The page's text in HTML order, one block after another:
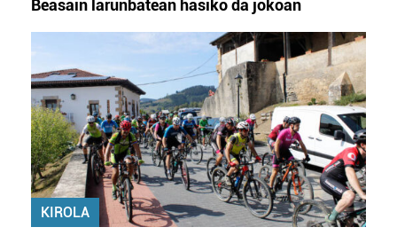
Beasain larunbatean hasiko da jokoan
KIROLA